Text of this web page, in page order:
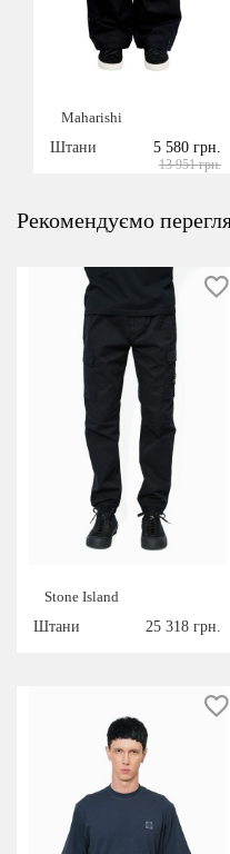
Maharishi
Штани
5 580 грн.
13 951 грн.
Рекомендуємо
Stone Island
Штани
25 318 грн.